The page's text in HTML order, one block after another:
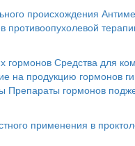
происхождения
противоопухолевой
гормонов Средства для
на продукцию гормонов
Препараты гормонов
применения в